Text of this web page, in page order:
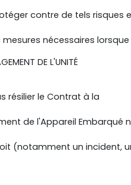
contre de tels
nécessaires
DE L'UNITÉ
résilier le Contrat à la
de l'Appareil Embarqué
(notamment un incident,